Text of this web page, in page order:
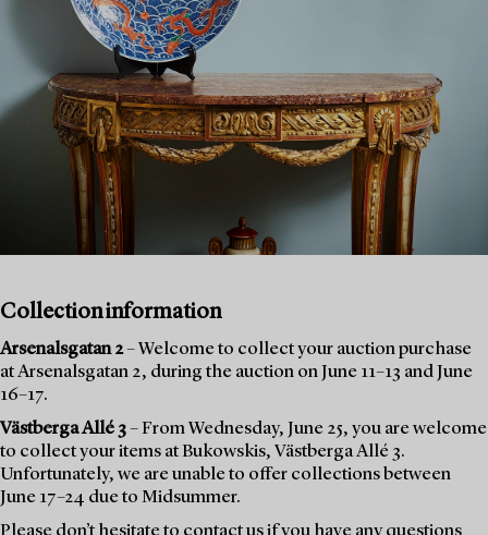
Collection information
Arsenalsgatan 2– Welcome to collect your auction purchase
at Arsenalsgatan 2, during the auction on June 11–13 and June
16–17.
Västberga Allé 3– From Wednesday, June 25, you are welcome
to collect your items at Bukowskis, Västberga Allé 3.
Unfortunately, we are unable to offer collections between
June 17–24 due to Midsummer.
Please don’t hesitate to contact us if you have any questions